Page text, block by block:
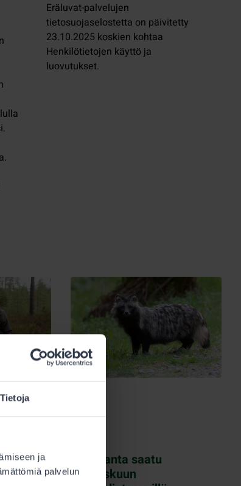
Tietoja
ja
palvelun
Eräluvat-palvelujen
tietosuojaselostetta on päivitetty
23.10.2025 koskien kohtaa
Henkilötietojen käyttö ja
luovutukset.
17.9.2025
Supikoirakanta saatu
roimaan laskuun